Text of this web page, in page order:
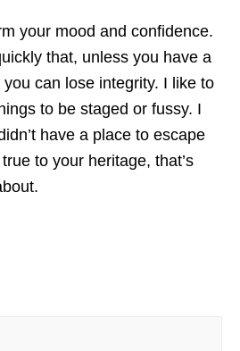
your mood and confidence.
that, unless you have a
can lose integrity. I like to
to be staged or fussy. I
have a place to escape
to your heritage, that’s